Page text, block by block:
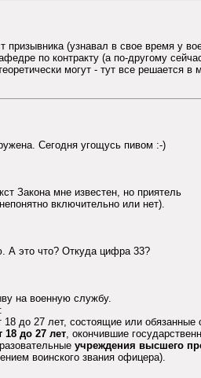
призывника (узнавал в свое время у
по контракту (а по-другому
могут - тут все решается
Сегодня угощусь пивом :-)
Закона мне известен, но приятель
включительно или нет).
А это что? Откуда цифра 33?
на военную службу.
18 до 27 лет, состоящие или
18 до 27 лет , окончившие
учреждения высшего
воинского звания офицера).